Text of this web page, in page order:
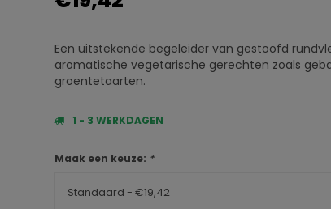
Een uitstekende begeleider van gestoofd
aromatische vegetarische gerechten zoals
groentetaarten.
1 - 3 WERKDAGEN
Maak een keuze: *
Standaard - €19,42